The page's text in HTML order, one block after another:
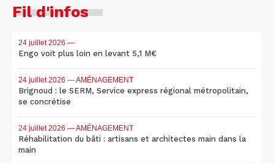
Fil d'infos
24 juillet 2026 —
Engo voit plus loin en levant 5,1 M€
24 juillet 2026 — AMÉNAGEMENT
Brignoud : le SERM, Service express régional métropolitain,
se concrétise
24 juillet 2026 — AMÉNAGEMENT
Réhabilitation du bâti : artisans et architectes main dans la
main